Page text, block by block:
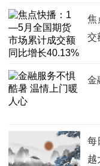
焦
交
金
每
越